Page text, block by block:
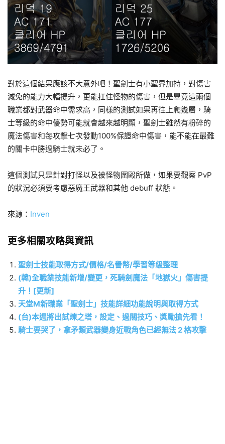
對於這個結果應該不大意外吧！聖劍士有小聖界加持，對傷害
減免的能力大幅提升，更能扛住怪物的傷害，但是畢竟這兩個
職業都對武器命中需求高，同樣的測試如果再往上爬幾層，騎
士等級的命中優勢可能就會越來越明顯，聖劍士雖然有粉碎的
魔法傷害和每攻擊七次發動100%保證命中傷害，能不能在最難
的關卡中勝過騎士就未必了。
這個測試只是針對打怪以及被怪物圍毆所做，如果要觀察 PvP
的狀況必須要考慮惡魔王武器和其他 debuff 狀態。
來源： Inven
更多相關攻略與資訊
聖劍士技能取得方式/價格/名譽幣/學習等級整理
(韓)全職業技能新增/變更，死騎劍魔法「地獄火」傷害提
升！[更新]
天堂M新職業「聖劍士」技能詳細功能說明與取得方式
(台)本週將出試煉之塔，設定、過關技巧、獎勵搶先看！
騎士要哭了，拿矛類武器變身近戰角色已經無法 2 格攻擊